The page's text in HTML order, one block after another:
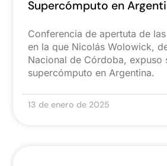
Supercómputo en
Conferencia de apertuta de
en la que Nicolás Wolowick,
Nacional de Córdoba, expuso
supercómputo en Argentina.
13 de enero de 2025